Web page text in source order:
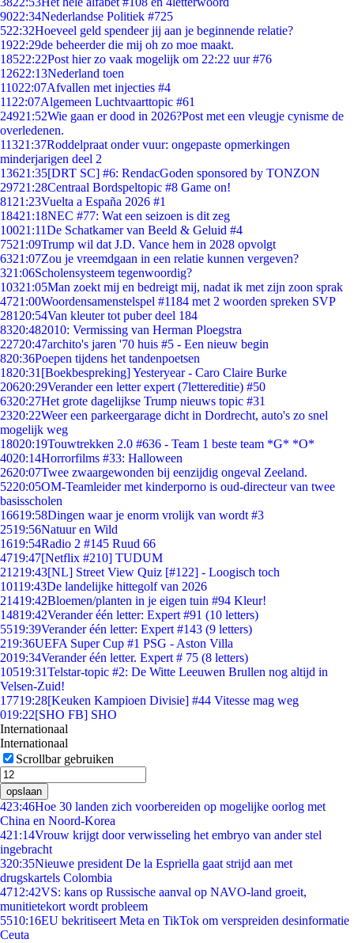
9022:34Nederlandse Politiek #725
522:32Hoeveel geld spendeer jij aan je beginnende relatie?
1922:29de beheerder die mij oh zo moe maakt.
18522:22Post hier zo vaak mogelijk om 22:22 uur #76
12622:13Nederland toen
11022:07Afvallen met injecties #4
11 22:07Algemeen Luchtvaarttopic #61
24921:52Wie gaan er dood in 2026?Post met een vleugje cynisme de
overledenen.
11321:37Roddelpraat onder vuur: ongepaste opmerkingen
minderjarigen deel 2
13621:35[DRT SC] #6: RendacGoden sponsored by TONZON
29721:28Centraal Bordspeltopic #8 Game on!
81 21:23Vuelta a España 2026 #1
18421:18NEC #77: Wat een seizoen is dit zeg
10021:11De Schatkamer van Beeld & Geluid #4
7521:09Trump wil dat J.D. Vance hem in 2028 opvolgt
6321:07Zou je vreemdgaan in een relatie kunnen vergeven?
321:06Scholensysteem tegenwoordig?
10321:05Man zoekt mij en bedreigt mij, nadat ik met zijn zoon sprak
4721:00Woordensamenstelspel #1184 met 2 woorden spreken SVP
281 20:54Van kleuter tot puber deel 184
8320:482010: Vermissing van Herman Ploegstra
22720:47archito's jaren '70 huis #5 - Een nieuw begin
820:36Poepen tijdens het tandenpoetsen
1820:31 [Boekbespreking] Yesteryear - Caro Claire Burke
20620:29Verander een letter expert (7lettereditie) #50
6320:27Het grote dagelijkse Trump nieuws topic #31
2320:22Weer een parkeergarage dicht in Dordrecht, auto's zo snel
mogelijk weg
18020:19Touwtrekken 2.0 #636 - Team 1 beste team *G* *O*
4020:14Horrorfilms #33: Halloween
2620:07Twee zwaargewonden bij eenzijdig ongeval Zeeland.
5220:05OM-Teamleider met kinderporno is oud-directeur van twee
basisscholen
16619:58Dingen waar je enorm vrolijk van wordt #3
2519:56Natuur en Wild
1619:54Radio 2 #145 Ruud 66
4719:47[Netflix #210] TUDUM
21219:43[NL] Street View Quiz [#122] - Loogisch toch
10119:43De landelijke hittegolf van 2026
21419:42Bloemen/planten in je eigen tuin #94 Kleur!
14819:42Verander één letter: Expert #91 (10 letters)
5519:39Verander één letter: Expert #143 (9 letters)
219:36UEFA Super Cup #1 PSG - Aston Villa
2019:34Verander één letter. Expert # 75 (8 letters)
10519:31Telstar-topic #2: De Witte Leeuwen Brullen nog altijd in
Velsen-Zuid!
17719:28[Keuken Kampioen Divisie] #44 Vitesse mag weg
019:22[SHO FB] SHO
Internationaal
Internationaal
Scrollbar gebruiken
opslaan
423:46Hoe 30 landen zich voorbereiden op mogelijke oorlog met
China en Noord-Korea
421:14Vrouw krijgt door verwisseling het embryo van ander stel
ingebracht
320:35Nieuwe president De la Espriella gaat strijd aan met
drugskartels Colombia
4712:42VS: kans op Russische aanval op NAVO-land groeit,
munitietekort wordt probleem
5510:16EU bekritiseert Meta en TikTok om verspreiden desinformatie
Ceuta